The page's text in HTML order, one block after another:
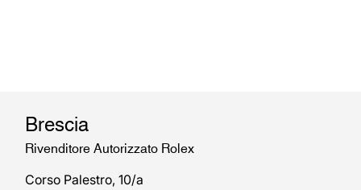
Brescia
Rivenditore Autorizzato Rolex
Corso Palestro, 10/a